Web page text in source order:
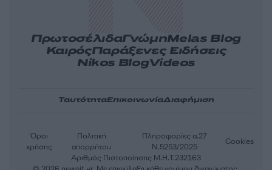
ΠρωτοσέλιδαΓνώμηMelas Blog
ΚαιρόςΠαράξενες Ειδήσεις
Nikos BlogVideos
ΤαυτότηταΕπικοινωνίαΔιαφήμιση
Αριθμός Πιστοποίησης Μ.Η.Τ.232163
Όροι
χρήσης
Πολιτική
απορρήτου
Πληροφορίες α.27
Ν.5253/2025
Cookies